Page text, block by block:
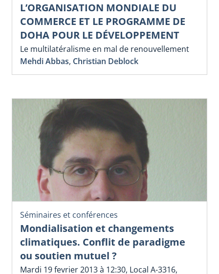
L’ORGANISATION MONDIALE DU
COMMERCE ET LE PROGRAMME DE
DOHA POUR LE DÉVELOPPEMENT
Le multilatéralisme en mal de renouvellement
Mehdi Abbas, Christian Deblock
Séminaires et conférences
Mondialisation et changements
climatiques. Conflit de paradigme
ou soutien mutuel ?
Mardi 19 fevrier 2013 à 12:30, Local A-3316,